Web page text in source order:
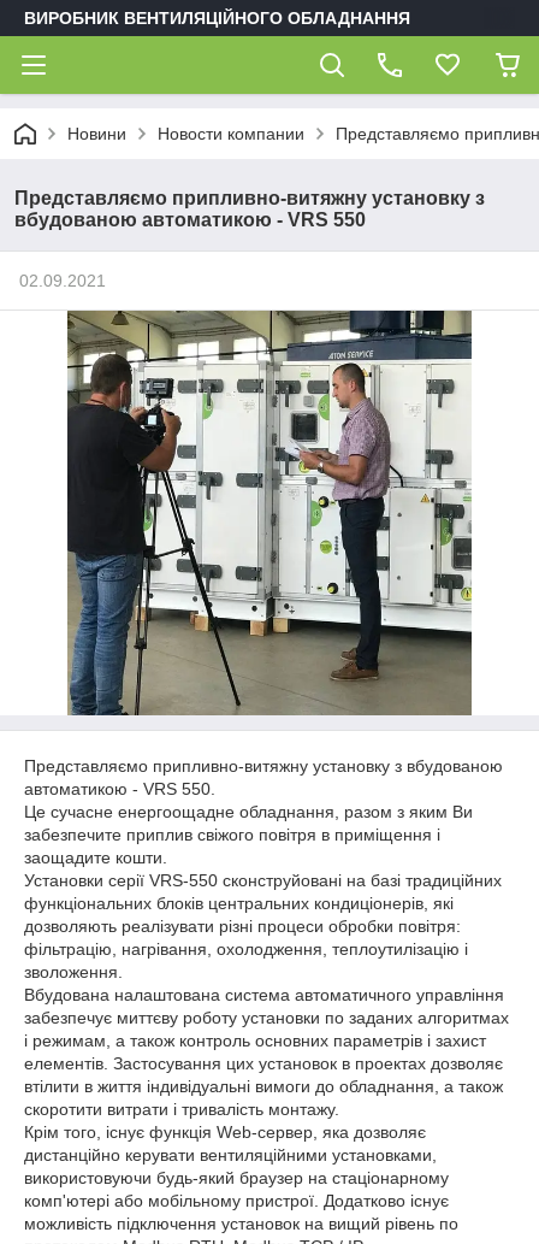
ВИРОБНИК ВЕНТИЛЯЦІЙНОГО ОБЛАДНАННЯ
Новини Новости компании Представляємо
Представляємо припливно-витяжну установку з
вбудованою автоматикою - VRS 550
02.09.2021
Представляємо припливно-витяжну установку з вбудованою
автоматикою - VRS 550.
Це сучасне енергоощадне обладнання, разом з яким Ви
забезпечите приплив свіжого повітря в приміщення і
заощадите кошти.
Установки серії VRS-550 сконструйовані на базі традиційних
функціональних блоків центральних кондиціонерів які
дозволяють реалізувати різні процеси обробки повітря:
фільтрацію
нагрівання охолодження теплоутилізацію і
зволоження
Вбудована налаштована система автоматичного управління
забезпечує миттєву роботу установки по заданих алгоритмах
і режимам а також контроль основних параметрів і захист
елементів Застосування цих установок в проектах дозволяє
втілити в життя індивідуальні вимоги до обладнання, а також
скоротити витрати і тривалість монтажу.
Крім того, існує функція Web-сервер, яка дозволяє
дистанційно керувати вентиляційними установками,
використовуючи будь-який браузер на стаціонарному
комп'ютері або мобільному пристрої. Додатково існує
можливість підключення установок на вищий рівень по